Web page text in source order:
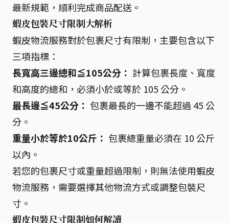
最新規範，順利完成商品配送。
蝦皮包裝尺寸限制大解析
蝦皮物流服務對於包裹尺寸有限制，主要包含以下
三項指標：
長寬高三邊總和≦105公分： 計算包裹長度、寬度
和高度的總和，必須小於或等於 105 公分。
最長邊≦45公分： 包裹最長的一邊不能超過 45 公
分。
重量小於等於10公斤： 包裹總重量必須在 10 公斤
以內。
若您的包裹尺寸或重量超過限制，則無法使用蝦皮
物流服務，需要選擇其他物流方式或調整包裝尺
寸。
蝦皮包裝尺寸限制如何解讀